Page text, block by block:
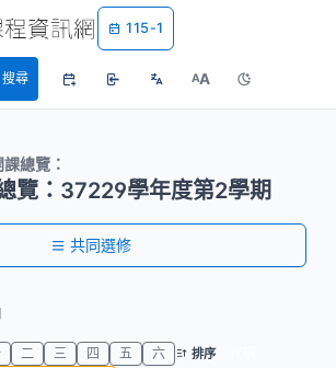
115-1
搜尋 AA
總覽：
覽：37229學年度第2學期
共同選修
二 三 四 五 六 排序